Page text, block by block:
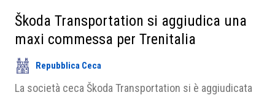
Soci
Partner
Progetti
Škoda Transportation si aggiudica una
maxi commessa per Trenitalia
Repubblica Ceca
La società ceca Škoda Transportation si è aggiudicata